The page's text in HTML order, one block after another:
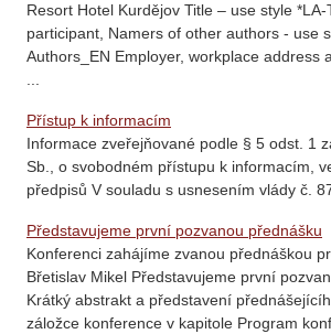
Resort Hotel Kurdějov Title – use style
participant, Namers of other authors - use
Authors_EN Employer, workplace address
...
Přístup k informacím
Informace zveřejňované podle § 5 odst. 1
Sb., o svobodném přístupu k informacím,
předpisů V souladu s usnesením vlády č.
Představujeme první pozvanou přednášku
Konferenci zahájíme zvanou přednáškou
Břetislav Mikel Představujeme první
Krátký abstrakt a představení
záložce konference v kapitole Program